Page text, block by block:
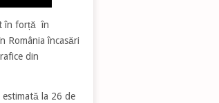
în forță în
România încasări
din
la 26 de